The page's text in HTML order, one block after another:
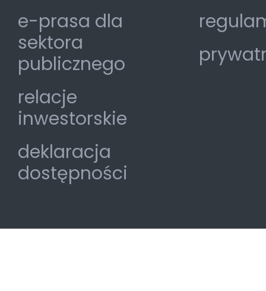
e-prasa dla
sektora
publicznego
relacje
inwestorskie
deklaracja
dostępności